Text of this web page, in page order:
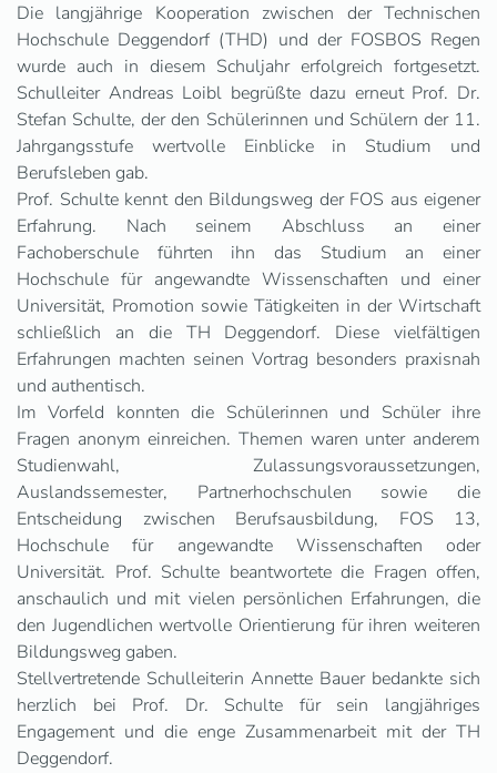
Die langjährige Kooperation zwischen der Technischen
Hochschule Deggendorf (THD) und der FOSBOS Regen
wurde auch in diesem Schuljahr erfolgreich fortgesetzt.
Schulleiter Andreas Loibl begrüßte dazu erneut Prof. Dr.
Stefan Schulte, der den Schülerinnen und Schülern der 11.
Jahrgangsstufe wertvolle Einblicke in Studium und
Berufsleben gab.
Prof. Schulte kennt den Bildungsweg der FOS aus eigener
Erfahrung. Nach seinem Abschluss an einer
Fachoberschule führten ihn das Studium an einer
Hochschule für angewandte Wissenschaften und einer
Universität, Promotion sowie Tätigkeiten in der Wirtschaft
schließlich an die TH Deggendorf. Diese vielfältigen
Erfahrungen machten seinen Vortrag besonders praxisnah
und authentisch.
Im Vorfeld konnten die Schülerinnen und Schüler ihre
Fragen anonym einreichen. Themen waren unter anderem
Studienwahl, Zulassungsvoraussetzungen,
Auslandssemester, Partnerhochschulen sowie die
Entscheidung zwischen Berufsausbildung, FOS 13,
Hochschule für angewandte Wissenschaften oder
Universität. Prof. Schulte beantwortete die Fragen offen,
anschaulich und mit vielen persönlichen Erfahrungen, die
den Jugendlichen wertvolle Orientierung für ihren weiteren
Bildungsweg gaben.
Stellvertretende Schulleiterin Annette Bauer bedankte sich
herzlich bei Prof. Dr. Schulte für sein langjähriges
Engagement und die enge Zusammenarbeit mit der TH
Deggendorf.